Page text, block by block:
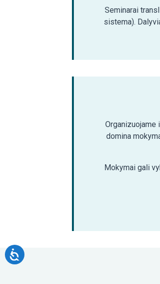
Seminarai
sistema).
domina
Mokymai gali